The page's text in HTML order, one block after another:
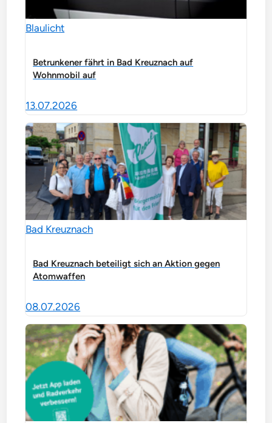
Blaulicht
Betrunkener fährt in Bad Kreuznach auf
Wohnmobil auf
13.07.2026
Bad Kreuznach
Bad Kreuznach beteiligt sich an Aktion gegen
Atomwaffen
08.07.2026